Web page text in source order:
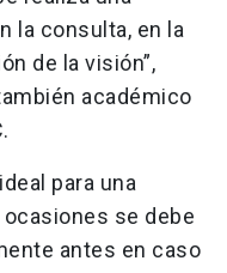
la consulta, en la
de la visión”,
académico
para una
se debe
antes en caso